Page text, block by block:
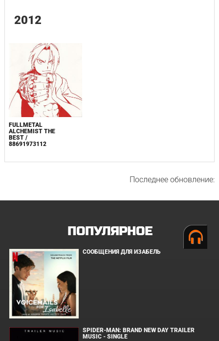
2012
FULLMETAL
ALCHEMIST THE
BEST /
88691973112
Последнее обновление:
ПОПУЛЯРНОЕ
СООБЩЕНИЯ ДЛЯ ИЗАБЕЛЬ
SPIDER-MAN: BRAND NEW DAY TRAILER
MUSIC - SINGLE